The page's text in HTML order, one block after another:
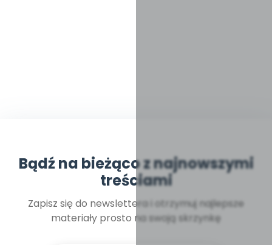
Bądź na bieżąco z najnowszymi
treściami
Zapisz się do newslettera i otrzymuj najlepsze
materiały prosto na swoją skrzynkę